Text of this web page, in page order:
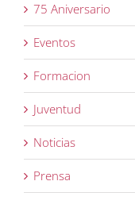
75 Aniversario
Eventos
Formacion
Juventud
Noticias
Prensa